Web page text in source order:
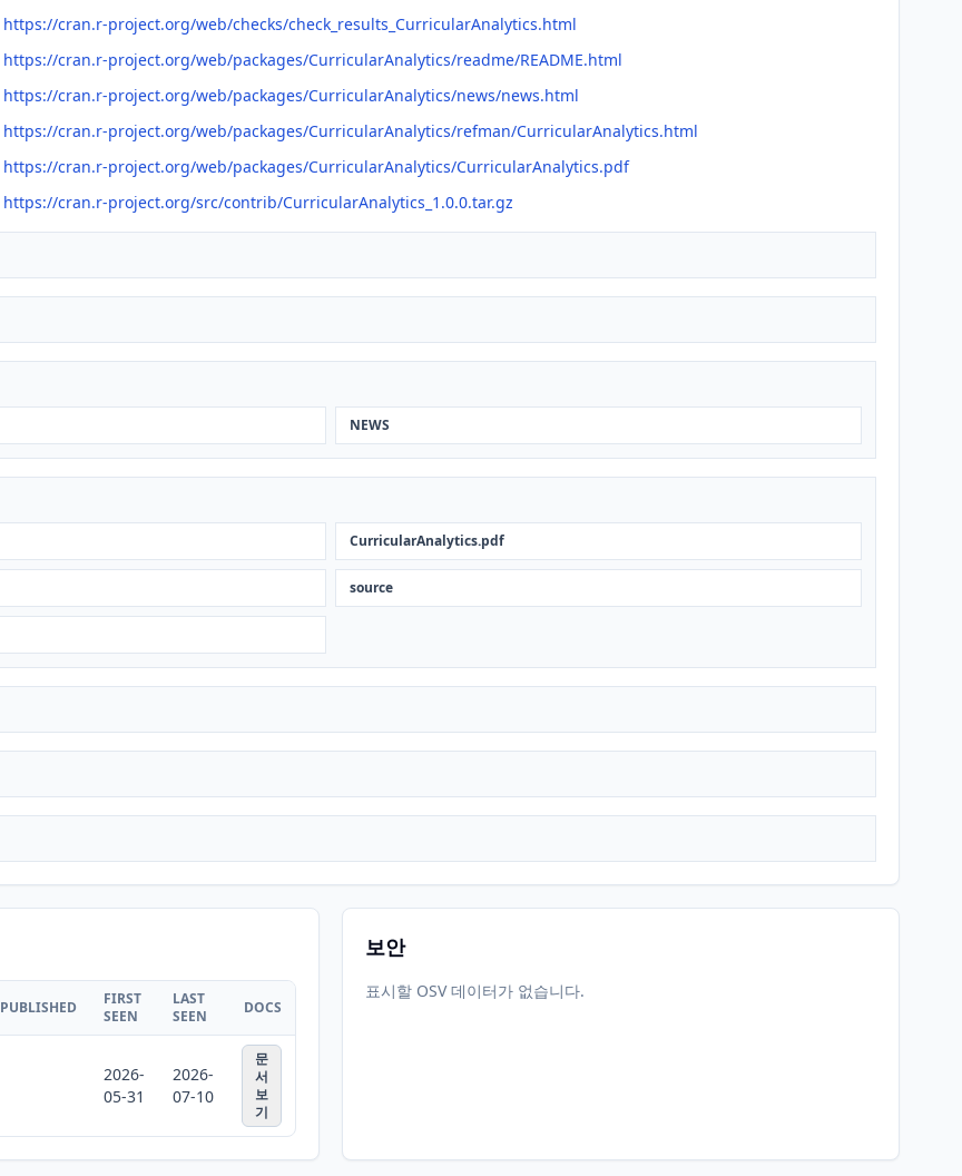
https://cran.r-project.org/web/checks/check_results_CurricularAnalytics.html
https://cran.r-project.org/web/packages/CurricularAnalytics/readme/README.html
https://cran.r-project.org/web/packages/CurricularAnalytics/news/news.html
https://cran.r-project.org/web/packages/CurricularAnalytics/refman/CurricularAnalytics.html
https://cran.r-project.org/web/packages/CurricularAnalytics/CurricularAnalytics.pdf
https://cran.r-project.org/src/contrib/CurricularAnalytics_1.0.0.tar.gz
NEWS
CurricularAnalytics.pdf
source
PUBLISHED
FIRST
SEEN
LAST
SEEN
DOCS
2026-
05-31
2026-
07-10
문
서
보
기
보안
표시할 OSV 데이터가 없습니다.